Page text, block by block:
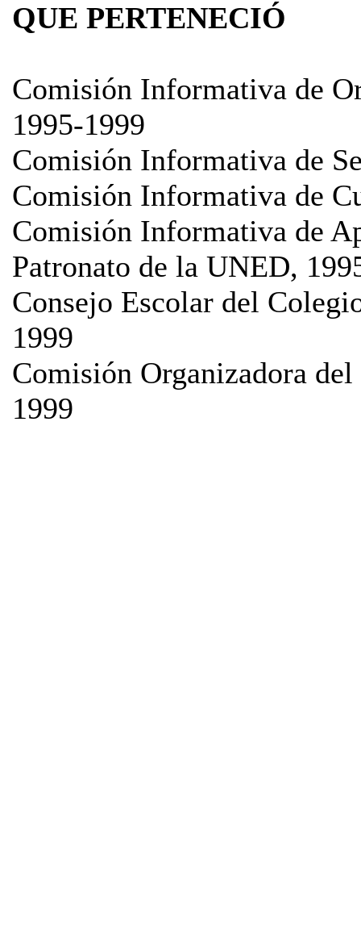
QUE PERTENECIÓ
Comisión Informativa de
1995-1999
Comisión Informativa de
Comisión Informativa de
Comisión Informativa de
Patronato de la UNED,
Consejo Escolar del
1999
Comisión Organizadora
1999